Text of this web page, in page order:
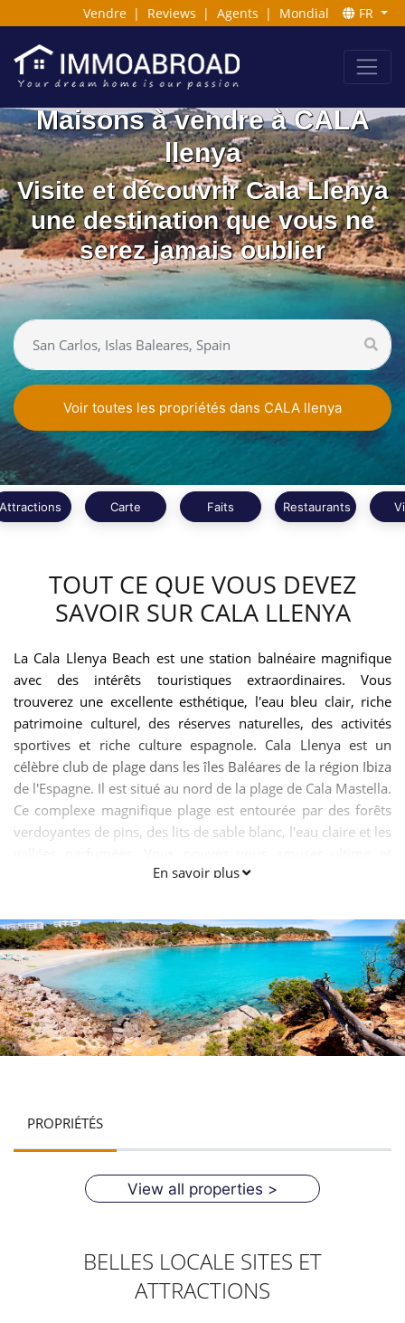
Vendre | Reviews | Agents | Mondial FR
Maisons à vendre à CALA
llenya
Visite et découvrir Cala Llenya
une destination que vous ne
serez jamais oublier
Voir toutes les propriétés dans CALA llenya
Attractions Carte Faits Restaurants
TOUT CE QUE VOUS DEVEZ
SAVOIR SUR CALA LLENYA
La Cala Llenya Beach est une station balnéaire magnifique
avec des intérêts touristiques extraordinaires. Vous
trouverez une excellente esthétique, l'eau bleu clair, riche
patrimoine culturel, des réserves naturelles, des activités
sportives et riche culture espagnole. Cala Llenya est un
célèbre club de plage dans les îles Baléares de la région Ibiza
de l'Espagne. Il est situé au nord de la plage de Cala Mastella.
Ce complexe magnifique plage est entourée par des forêts
verdoyantes de pins, des lits de sable blanc, l'eau claire et les
loisirs au terrain de camping, des plages et bars de nuit de la
pour toutes sortes de personnes enfants, les jeunes, les
personnes âgées et les anciens groupes d'âge. Il est un
centre de vacances en famille. La plupart des habitants ici
parlent l'espagnol et le catalan.
En savoir plus
PROPRIÉTÉS
View all properties >
BELLES LOCALE SITES ET
ATTRACTIONS